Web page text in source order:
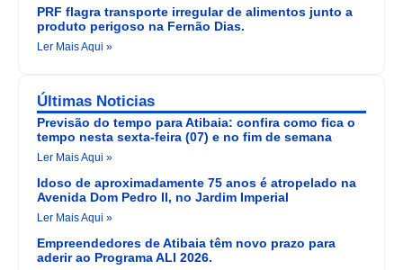
PRF flagra transporte irregular de alimentos junto a
produto perigoso na Fernão Dias.
Ler Mais Aqui »
Últimas Noticias
Previsão do tempo para Atibaia: confira como fica o
tempo nesta sexta-feira (07) e no fim de semana
Ler Mais Aqui »
Idoso de aproximadamente 75 anos é atropelado na
Avenida Dom Pedro II, no Jardim Imperial
Ler Mais Aqui »
Empreendedores de Atibaia têm novo prazo para
aderir ao Programa ALI 2026.